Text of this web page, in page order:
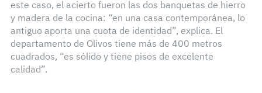
este caso, el acierto fueron las dos banquetas de hierro
y madera de la cocina: “en una casa contemporánea, lo
antiguo aporta una cuota de identidad”, explica. El
departamento de Olivos tiene más de 400 metros
cuadrados, “es sólido y tiene pisos de excelente
calidad”.